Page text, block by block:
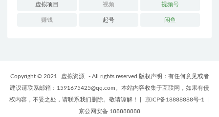
虚拟项目 视频 视频号
赚钱 起号 闲鱼
Copyright © 2021 虚拟资源
- All rights reserved 版权声明：有任何意见或者
建议请联系邮箱：1591675425@qq.com。本站内容收集于互联网，如果有侵
权内容，不妥之处，请联系我们删除。敬请谅解！
京ICP备18888888号-1
京公网安备 188888888